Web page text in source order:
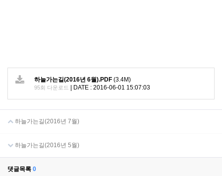
하늘가는길(2016년 6월).PDF (3.4M)
95회 다운로드 DATE : 2016-06-01 15:07:03
하늘가는길(2016년 7월)
하늘가는길(2016년 5월)
댓글목록 0